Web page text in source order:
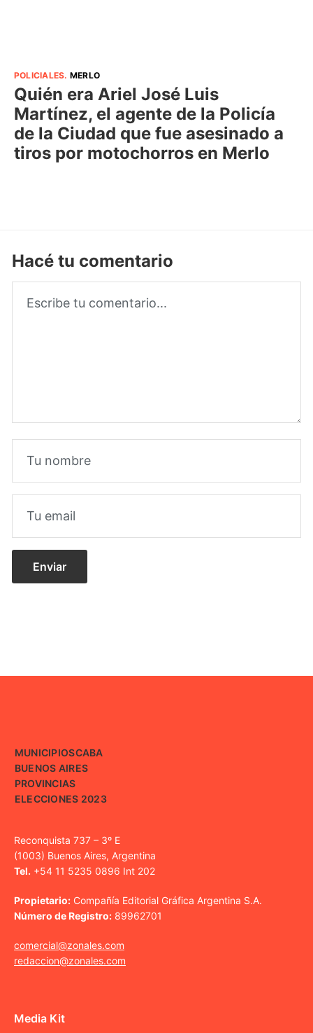
POLICIALES. MERLO
Quién era Ariel José Luis
Martínez, el agente de la Policía
de la Ciudad que fue asesinado a
tiros por motochorros en Merlo
Hacé tu comentario
MUNICIPIOSCABA
BUENOS AIRES
PROVINCIAS
ELECCIONES 2023
Reconquista 737 – 3º E
(1003) Buenos Aires, Argentina
Tel. +54 11 5235 0896 Int 202
Propietario: Compañía Editorial Gráfica Argentina S.A.
Número de Registro: 89962701
comercial@zonales.com
redaccion@zonales.com
Media Kit